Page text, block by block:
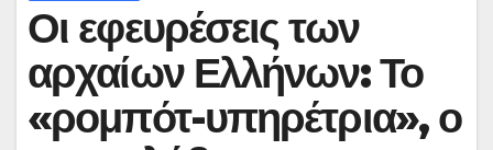
Οι εφευρέσεις των
αρχαίων Ελλήνων: Το
«ρομπότ-υπηρέτρια», ο